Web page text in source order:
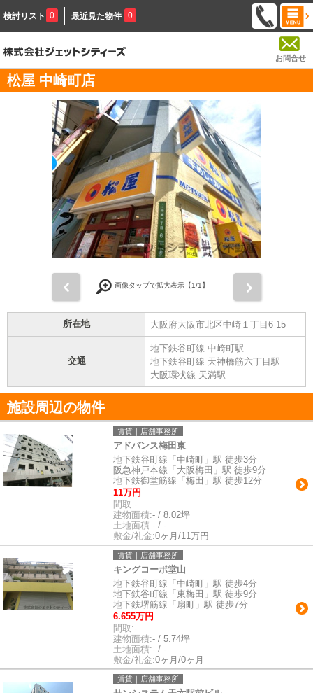
検討リスト 0 最近見た物件 0
お問合せ
松屋 中崎町店
画像タップで拡大表示【1/1】
所在地 大阪府大阪市北区中崎１丁目6-15
交通
地下鉄谷町線 中崎町駅
地下鉄谷町線 天神橋筋六丁目駅
大阪環状線 天満駅
施設周辺の物件
賃貸｜店舗事務所
アドバンス梅田東
地下鉄谷町線「中崎町」駅 徒歩3分
阪急神戸本線「大阪梅田」駅 徒歩9分
地下鉄御堂筋線「梅田」駅 徒歩12分
11万円
間取:-
建物面積:- / 8.02坪
土地面積:- / -
敷金/礼金:0ヶ月/11万円
賃貸｜店舗事務所
キングコーポ堂山
地下鉄谷町線「中崎町」駅 徒歩4分
地下鉄谷町線「東梅田」駅 徒歩9分
地下鉄堺筋線「扇町」駅 徒歩7分
6.655万円
間取:-
建物面積:- / 5.74坪
土地面積:- / -
敷金/礼金:0ヶ月/0ヶ月
賃貸｜店舗事務所